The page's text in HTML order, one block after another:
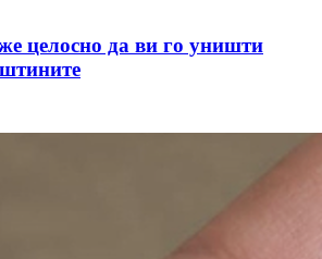
целосно да ви го уништи